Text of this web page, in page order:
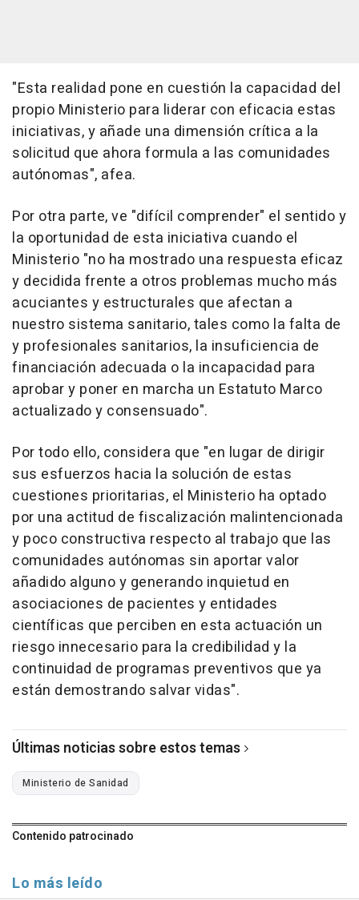
"Esta realidad pone en cuestión la capacidad del
propio Ministerio para liderar con eficacia estas
iniciativas, y añade una dimensión crítica a la
solicitud que ahora formula a las comunidades
autónomas", afea.
Por otra parte, ve "difícil comprender" el sentido y
la oportunidad de esta iniciativa cuando el
Ministerio "no ha mostrado una respuesta eficaz
y decidida frente a otros problemas mucho más
acuciantes y estructurales que afectan a
nuestro sistema sanitario, tales como la falta de
y profesionales sanitarios, la insuficiencia de
financiación adecuada o la incapacidad para
aprobar y poner en marcha un Estatuto Marco
actualizado y consensuado".
Por todo ello, considera que "en lugar de dirigir
sus esfuerzos hacia la solución de estas
cuestiones prioritarias, el Ministerio ha optado
por una actitud de fiscalización malintencionada
y poco constructiva respecto al trabajo que las
comunidades autónomas sin aportar valor
añadido alguno y generando inquietud en
asociaciones de pacientes y entidades
científicas que perciben en esta actuación un
riesgo innecesario para la credibilidad y la
continuidad de programas preventivos que ya
están demostrando salvar vidas".
Últimas noticias sobre estos temas
Ministerio de Sanidad
Contenido patrocinado
Lo más leído